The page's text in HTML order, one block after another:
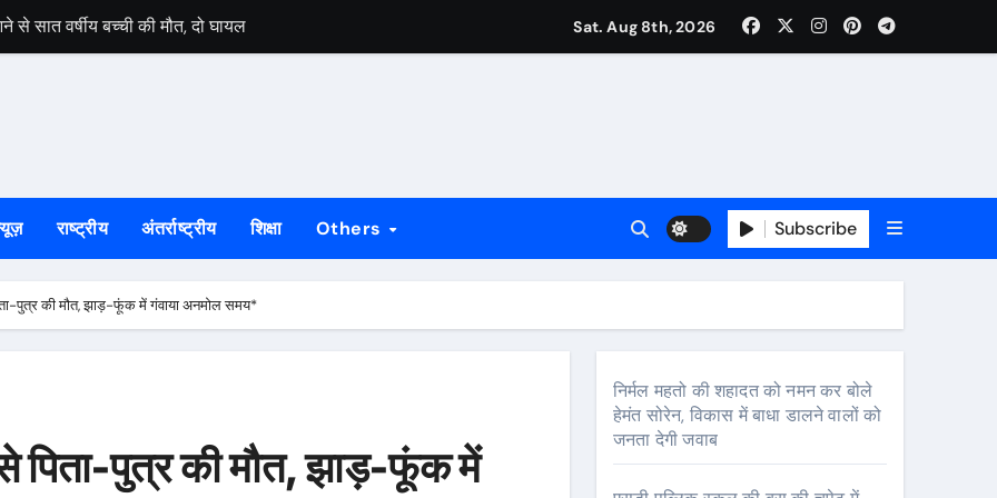
सात वर्षीय बच्ची की मौत, दो घायल
महत्वपूर्ण है : भीष्म साहनी जन्मदिवस पर विशेष : प्रतिबद्धता, मानवीय सरोकार और रचनात्मक स्वतंत्रता के साहित्यकार
गिरफ्तार, निशानदेही पर दूसरी चोरी की मोटरसाइकिल बरामद
की मांग, रेल मंत्री से मिले सांसद विद्युत वरण महतो
कार्रवाई, आरोपी गिरफ्तार
Sat. Aug 8th, 2026
राष्ट्रीय अंतर्राष्ट्रीय शिक्षा Others Subscribe
पुत्र की मौत, झाड़-फूंक में गंवाया अनमोल समय*
पिता-पुत्र की मौत, झाड़-फूंक में
निर्मल महतो की शहादत को नमन कर बोले
हेमंत सोरेन, विकास में बाधा डालने वालों को
जनता देगी जवाब